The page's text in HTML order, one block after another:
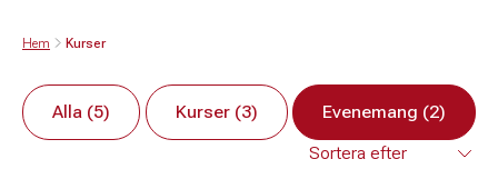
Hem Kurser
Alla (5) Kurser (3) Evenemang (2)